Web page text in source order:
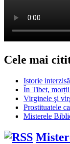
Cele mai
Istorie
În Tibet, morții
Virginele şi
Prostituatele
Misterele